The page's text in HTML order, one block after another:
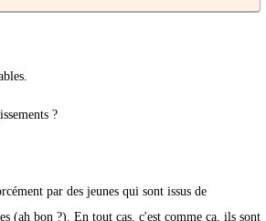
?
par des jeunes qui sont issus de
(ah bon ?). En tout cas, c'est comme ça, ils sont